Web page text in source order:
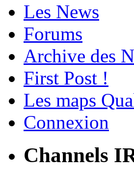
Les News
Forums
Archive des
First Post !
Les maps
Connexion
Channels